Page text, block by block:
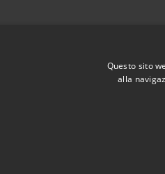
Questo sito
alla